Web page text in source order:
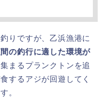
りですが、乙浜漁港に
の釣行に適した環境が
まるプランクトンを追
するアジが回遊してく
。